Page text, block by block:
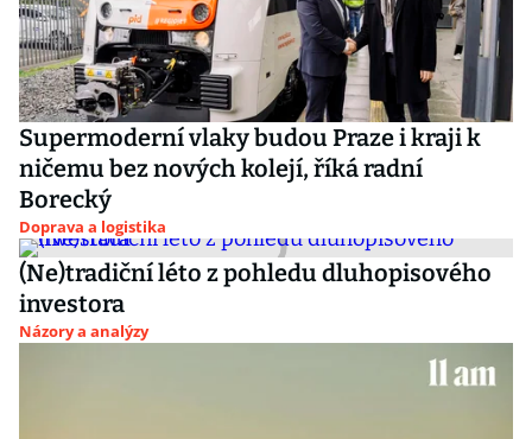
Supermoderní vlaky budou Praze i kraji k
ničemu bez nových kolejí, říká radní
Borecký
Doprava a logistika
(Ne)tradiční léto z pohledu dluhopisového
investora
Názory a analýzy